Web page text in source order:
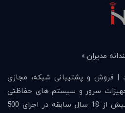
شبکه، مجازی
و سیستم های حفاظتی
در تهران و سراسر ایران با بیش از 18 سال سابقه در اجرای 500